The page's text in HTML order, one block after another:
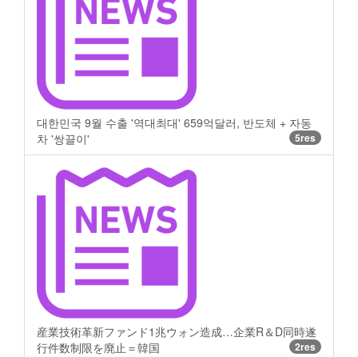
대한민국 9월 수출 '역대최대' 659억달러, 반도체 + 자동
차 '쌍끌이'
5res
産業技術革新ファンド1兆ウォン造成…企業R＆D同時遂
行件数制限を廃止＝韓国
2res